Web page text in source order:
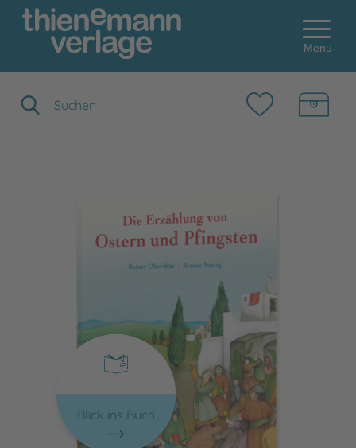
Menu
Blick ins Buch